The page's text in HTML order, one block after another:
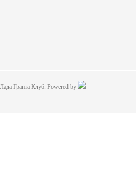
Гранта Клуб. Powered by